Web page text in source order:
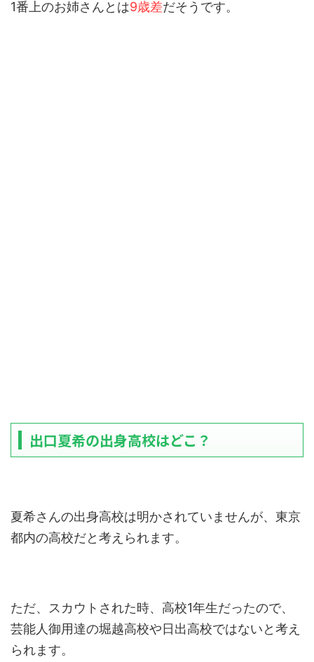
1番上のお姉さんとは9歳差だそうです。
出口夏希の出身高校はどこ？
夏希さんの出身高校は明かされていませんが、東京
都内の高校だと考えられます。
ただ、スカウトされた時、高校1年生だったので、
芸能人御用達の堀越高校や日出高校ではないと考え
られます。